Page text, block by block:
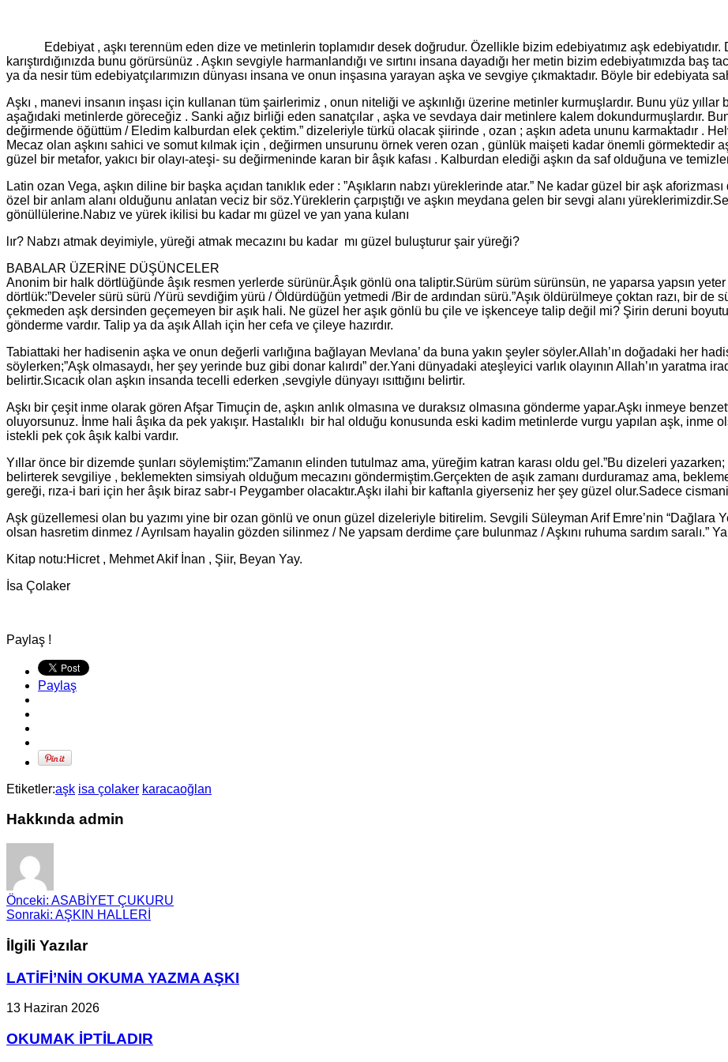
Edebiyat , aşkı terennüm eden dize ve metinlerin toplamıdır desek doğrudur. Özellikle bizim edebiyatımız aşk edebiyatıdır.
karıştırdığınızda bunu görürsünüz . Aşkın sevgiyle harmanlandığı ve sırtını insana dayadığı her metin bizim edebiyatımızda baş
ya da nesir tüm edebiyatçılarımızın dünyası insana ve onun inşasına yarayan aşka ve sevgiye çıkmaktadır. Böyle bir edebiyata
Aşkı , manevi insanın inşası için kullanan tüm şairlerimiz , onun niteliği ve aşkınlığı üzerine metinler kurmuşlardır. Bunu yüz
aşağıdaki metinlerde göreceğiz . Sanki ağız birliği eden sanatçılar , aşka ve sevdaya dair metinlere kalem dokundurmuşlardır.
değirmende öğüttüm / Eledim kalburdan elek çektim.” dizeleriyle türkü olacak şiirinde , ozan ; aşkın adeta ununu karmaktadır .
Mecaz olan aşkını sahici ve somut kılmak için , değirmen unsurunu örnek veren ozan , günlük maişeti kadar önemli görmektedir
güzel bir metafor, yakıcı bir olayı-ateşi- su değirmeninde karan bir âşık kafası . Kalburdan elediği aşkın da saf olduğuna ve
Latin ozan Vega, aşkın diline bir başka açıdan tanıklık eder : ”Aşıkların nabzı yüreklerinde atar.” Ne kadar güzel bir aşk
özel bir anlam alanı olduğunu anlatan veciz bir söz.Yüreklerin çarpıştığı ve aşkın meydana gelen bir sevgi alanı
gönüllülerine.Nabız ve yürek ikilisi bu kadar mı güzel ve yan yana kulanı
lır? Nabzı atmak deyimiyle, yüreği atmak mecazını bu kadar mı güzel buluşturur şair yüreği?
BABALAR ÜZERİNE DÜŞÜNCELER
Anonim bir halk dörtlüğünde âşık resmen yerlerde sürünür.Âşık gönlü ona taliptir.Sürüm sürüm sürünsün, ne yaparsa yapsın
dörtlük:”Develer sürü sürü /Yürü sevdiğim yürü / Öldürdüğün yetmedi /Bir de ardından sürü.”Aşık öldürülmeye çoktan razı, bir de
çekmeden aşk dersinden geçemeyen bir aşık hali. Ne güzel her aşık gönlü bu çile ve işkenceye talip değil mi? Şirin deruni
gönderme vardır. Talip ya da aşık Allah için her cefa ve çileye hazırdır.
Tabiattaki her hadisenin aşka ve onun değerli varlığına bağlayan Mevlana’ da buna yakın şeyler söyler.Allah’ın doğadaki her
söylerken;”Aşk olmasaydı, her şey yerinde buz gibi donar kalırdı” der.Yani dünyadaki ateşleyici varlık olayının Allah’ın yaratma
belirtir.Sıcacık olan aşkın insanda tecelli ederken ,sevgiyle dünyayı ısıttığını belirtir.
Aşkı bir çeşit inme olarak gören Afşar Timuçin de, aşkın anlık olmasına ve duraksız olmasına gönderme yapar.Aşkı inmeye
oluyorsunuz. İnme hali âşıka da pek yakışır. Hastalıklı bir hal olduğu konusunda eski kadim metinlerde vurgu yapılan aşk, inme
istekli pek çok âşık kalbi vardır.
Yıllar önce bir dizemde şunları söylemiştim:”Zamanın elinden tutulmaz ama, yüreğim katran karası oldu gel.”Bu dizeleri
belirterek sevgiliye , beklemekten simsiyah olduğum mecazını göndermiştim.Gerçekten de aşık zamanı durduramaz ama,
gereği, rıza-i bari için her âşık biraz sabr-ı Peygamber olacaktır.Aşkı ilahi bir kaftanla giyerseniz her şey güzel olur.Sadece
Aşk güzellemesi olan bu yazımı yine bir ozan gönlü ve onun güzel dizeleriyle bitirelim. Sevgili Süleyman Arif Emre’nin “Dağlara
olsan hasretim dinmez / Ayrılsam hayalin gözden silinmez / Ne yapsam derdime çare bulunmaz / Aşkını ruhuma sardım saralı.”
Kitap notu:Hicret , Mehmet Akif İnan , Şiir, Beyan Yay.
İsa Çolaker
Paylaş !
Paylaş
Etiketler:aşk isa çolaker karacaoğlan
Hakkında admin
Önceki: ASABİYET ÇUKURU
Sonraki: AŞKIN HALLERİ
İlgili Yazılar
LATİFİ’NİN OKUMA YAZMA AŞKI
13 Haziran 2026
OKUMAK İPTİLADIR